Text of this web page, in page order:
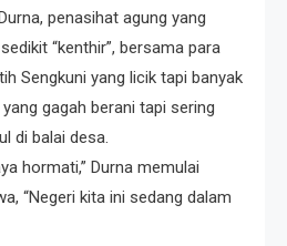
penasihat agung yang
“kenthir”, bersama para
Sengkuni yang licik tapi banyak
gagah berani tapi sering
di balai desa.
hormati,” Durna memulai
“Negeri kita ini sedang dalam